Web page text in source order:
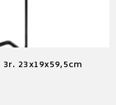
23x19x59,5cm